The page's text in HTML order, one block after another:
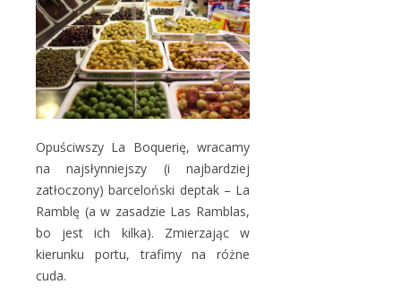
Opuściwszy La Boquerię, wracamy
na najsłynniejszy (i najbardziej
zatłoczony) barceloński deptak – La
Ramblę (a w zasadzie Las Ramblas,
bo jest ich kilka). Zmierzając w
kierunku portu, trafimy na różne
cuda.